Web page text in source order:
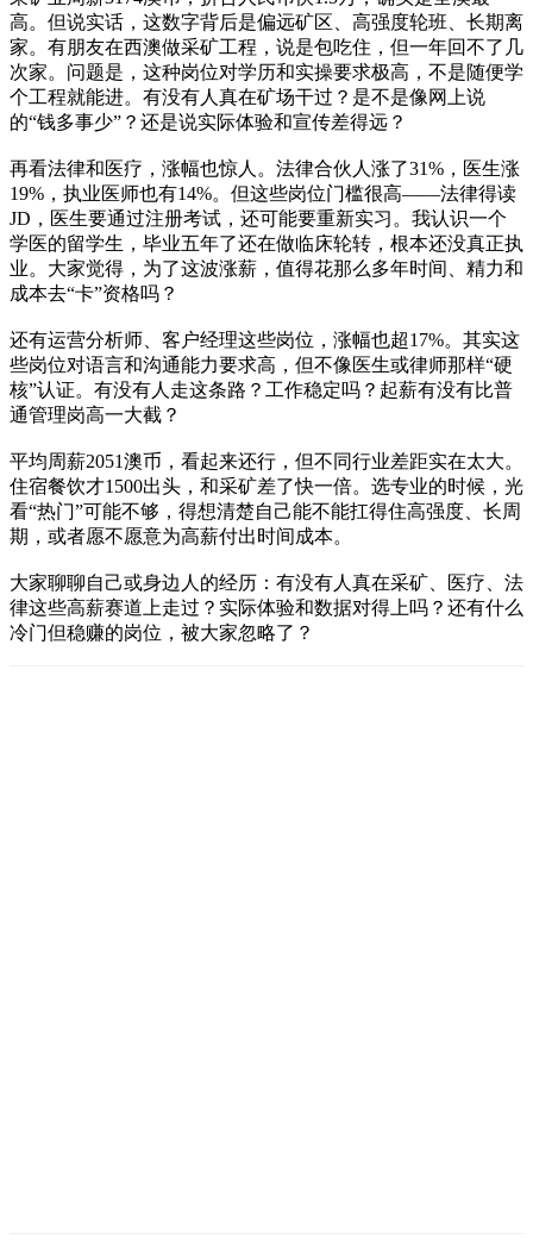
高。但说实话，这数字背后是偏远矿区、高强度轮班、长期离
家。有朋友在西澳做采矿工程，说是包吃住，但一年回不了几
次家。问题是，这种岗位对学历和实操要求极高，不是随便学
个工程就能进。有没有人真在矿场干过？是不是像网上说
的“钱多事少”？还是说实际体验和宣传差得远？
再看法律和医疗，涨幅也惊人。法律合伙人涨了31%，医生涨
19%，执业医师也有14%。但这些岗位门槛很高——法律得读
JD，医生要通过注册考试，还可能要重新实习。我认识一个
学医的留学生，毕业五年了还在做临床轮转，根本还没真正执
业。大家觉得，为了这波涨薪，值得花那么多年时间、精力和
成本去“卡”资格吗？
还有运营分析师、客户经理这些岗位，涨幅也超17%。其实这
些岗位对语言和沟通能力要求高，但不像医生或律师那样“硬
核”认证。有没有人走这条路？工作稳定吗？起薪有没有比普
通管理岗高一大截？
平均周薪2051澳币，看起来还行，但不同行业差距实在太大。
住宿餐饮才1500出头，和采矿差了快一倍。选专业的时候，光
看“热门”可能不够，得想清楚自己能不能扛得住高强度、长周
期，或者愿不愿意为高薪付出时间成本。
大家聊聊自己或身边人的经历：有没有人真在采矿、医疗、法
律这些高薪赛道上走过？实际体验和数据对得上吗？还有什么
冷门但稳赚的岗位，被大家忽略了？